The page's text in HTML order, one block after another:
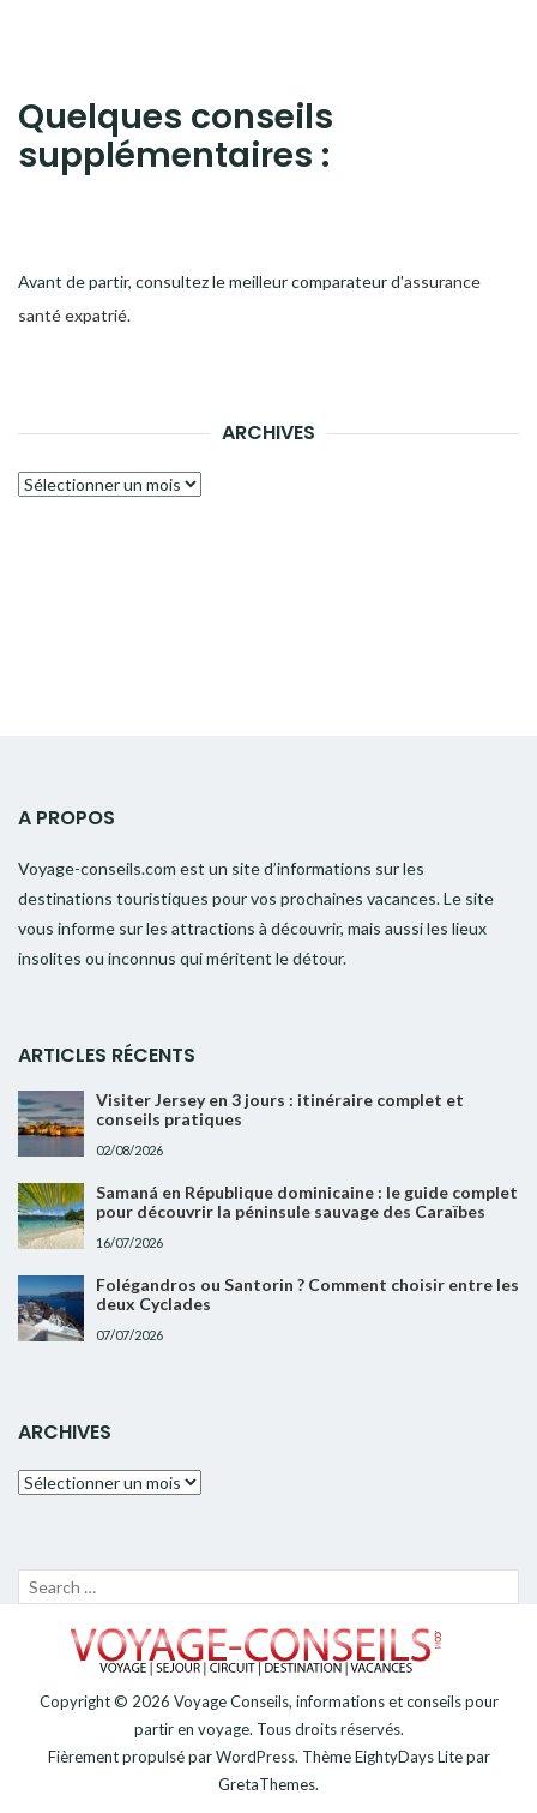
Quelques conseils
supplémentaires :
Avant de partir, consultez le meilleur comparateur d'assurance
santé expatrié.
ARCHIVES
Archives
A PROPOS
Voyage-conseils.com est un site d’informations sur les
destinations touristiques pour vos prochaines vacances. Le site
vous informe sur les attractions à découvrir, mais aussi les lieux
insolites ou inconnus qui méritent le détour.
ARTICLES RÉCENTS
Visiter Jersey en 3 jours : itinéraire complet et
conseils pratiques
02/08/2026
Samaná en République dominicaine : le guide complet
pour découvrir la péninsule sauvage des Caraïbes
16/07/2026
Folégandros ou Santorin ? Comment choisir entre les
deux Cyclades
07/07/2026
ARCHIVES
Archives
Recherche
Copyright © 2026 Voyage Conseils, informations et conseils pour
partir en voyage. Tous droits réservés.
Fièrement propulsé parWordPress. ThèmeEightyDays Litepar
GretaThemes.